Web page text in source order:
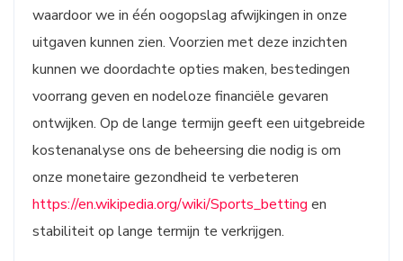
waardoor we in één oogopslag afwijkingen in onze
uitgaven kunnen zien. Voorzien met deze inzichten
kunnen we doordachte opties maken, bestedingen
voorrang geven en nodeloze financiële gevaren
ontwijken. Op de lange termijn geeft een uitgebreide
kostenanalyse ons de beheersing die nodig is om
onze monetaire gezondheid te verbeteren
https://en.wikipedia.org/wiki/Sports_betting en
stabiliteit op lange termijn te verkrijgen.